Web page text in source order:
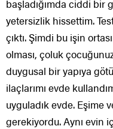
başladığımda ciddi bir
yetersizlik hissettim.
çıktı. Şimdi bu işin
olması, çoluk
duygusal bir yapıya
ilaçlarımı evde
uyguladık evde. Eşime
gerekiyordu. Aynı evin